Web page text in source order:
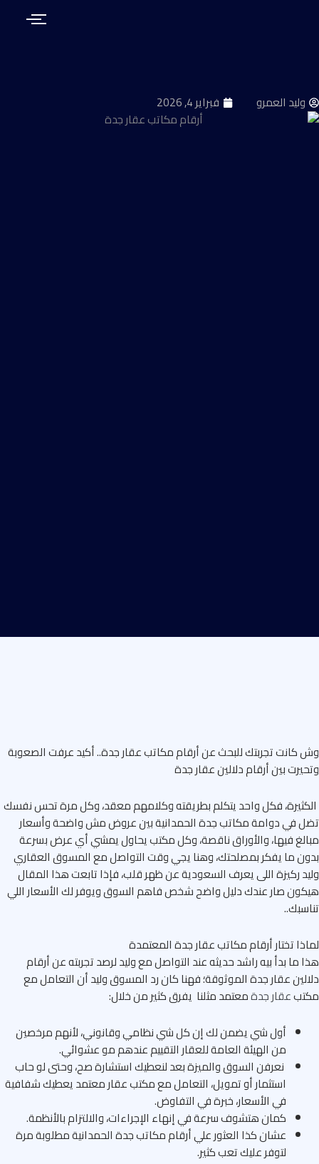
وليد العمرو فبراير 4, 2026
تجربتك للبحث عن أرقام مكاتب عقار جدة..أكيد عرفت الصعوبة
بين أرقام دلالين عقار جدة
فكل واحد يتكلم بطريقته وكلامهم معقد، وكل مرة تحس نفسك
في دوامة مكاتب جدة الحمدانية بين عروض مش واضحة وأسعار
فيها، والأوراق ناقصة، وكل مكتب يحاول يمشي أي عرض بسرعة
ما يفكر بمصلحتك، وهنا يجي وقت التواصل مع المسوق العقاري
ركيزة اللى يعرف السعودية عن ظهر قلب، فإذا تابعت هذا المقال
صار عندك دليل واضح شخص فاهم السوق ويوفر لك الأسعار اللي
تختار أرقام مكاتب عقار جدة المعتمدة
ما بدأ بيه راشد حديثه عند التواصل مع وليد لرصد تجربته عن أرقام
عقار جدة الموثوقة؛ فهنا كان رد المسوق وليد أن التعامل مع
عقار جدةمعتمد مثلنا يفرق كثير من خلال:
أول شي يضمن لك إن كل شي نظامي وقانوني، لأنهم مرخصين
من الهيئة العامة للعقار التقييم عندهم مو عشوائي.
نعرفن السوق والميزة بعد لنعطيك استشارة صح، وحتى لو حاب
استثمار أو تمويل، التعامل مع مكتب عقار معتمد يعطيك شفافية
في الأسعار، خبرة في التفاوض.
كمان هتشوف سرعة في إنهاء الإجراءات، والالتزام بالأنظمة.
عشان كذا العثور علي أرقام مكاتب جدة الحمدانية مطلوبة مرة
لتوفر عليك تعب كثير.